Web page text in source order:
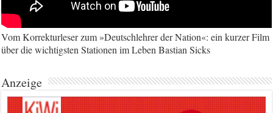
Vom Korrekturleser zum »Deutschlehrer der Nation«: ein kurzer Film
über die wichtigsten Stationen im Leben Bastian Sicks
Anzeige